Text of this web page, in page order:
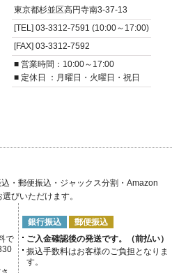
東京都杉並区高円寺南3-37-13
[TEL] 03-3312-7591 (10:00～17:00)
[FAX] 03-3312-7592
■ 営業時間：10:00～17:00
■ 定休日 ：月曜日・火曜日・祝日
・郵便振込・ジャックス分割・Amazon
びいただけます。
で
銀行振込
郵便振込
ご入金確認後の発送です。（前払い）
振込手数料はお客様のご負担となりま
す。